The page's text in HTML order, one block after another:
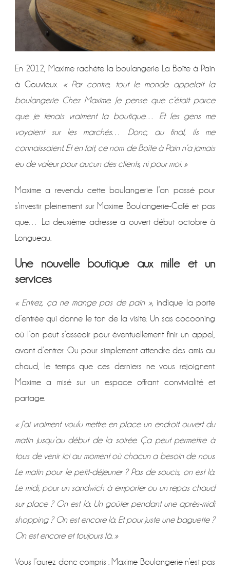
En 2012, Maxime rachète la boulangerie La Boîte à Pain
à Gouvieux. « Par contre, tout le monde appelait la
boulangerie Chez Maxime. Je pense que c’était parce
que je tenais vraiment la boutique… Et les gens me
voyaient sur les marchés… Donc, au final, ils me
connaissaient. Et en fait, ce nom de Boîte à Pain n’a jamais
eu de valeur pour aucun des clients, ni pour moi. »
Maxime a revendu cette boulangerie l’an passé pour
s’investir pleinement sur Maxime Boulangerie-Café et pas
que… La deuxième adresse a ouvert début octobre à
Longueau.
Une nouvelle boutique aux mille et un
services
« Entrez, ça ne mange pas de pain », indique la porte
d’entrée qui donne le ton de la visite. Un sas cocooning
où l’on peut s’asseoir pour éventuellement finir un appel,
avant d’entrer. Ou pour simplement attendre des amis au
chaud, le temps que ces derniers ne vous rejoignent.
Maxime a misé sur un espace offrant convivialité et
partage.
« J’ai vraiment voulu mettre en place un endroit ouvert du
matin jusqu’au début de la soirée. Ça peut permettre à
tous de venir ici au moment où chacun a besoin de nous.
Le matin pour le petit-déjeuner ? Pas de soucis, on est là.
Le midi, pour un sandwich à emporter ou un repas chaud
sur place ? On est là. Un goûter pendant une après-midi
shopping ? On est encore là. Et pour juste une baguette ?
On est encore et toujours là. »
Vous l’aurez donc compris : Maxime Boulangerie n’est pas